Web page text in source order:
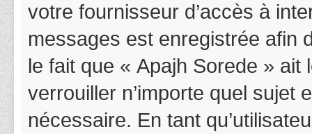
votre fournisseur d’accès à
messages est enregistrée afin
le fait que « Apajh Sorede »
verrouiller n’importe quel sujet
nécessaire. En tant